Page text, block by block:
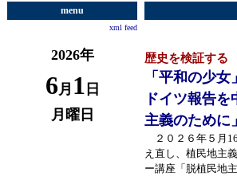
menu
xml feed
2026年
6月 1 日
月曜日
歴史を検証する
「平和の少
ドイツ報告
主義のために
２０２６年５月
え直し、植民地主
ー講座「脱植民地